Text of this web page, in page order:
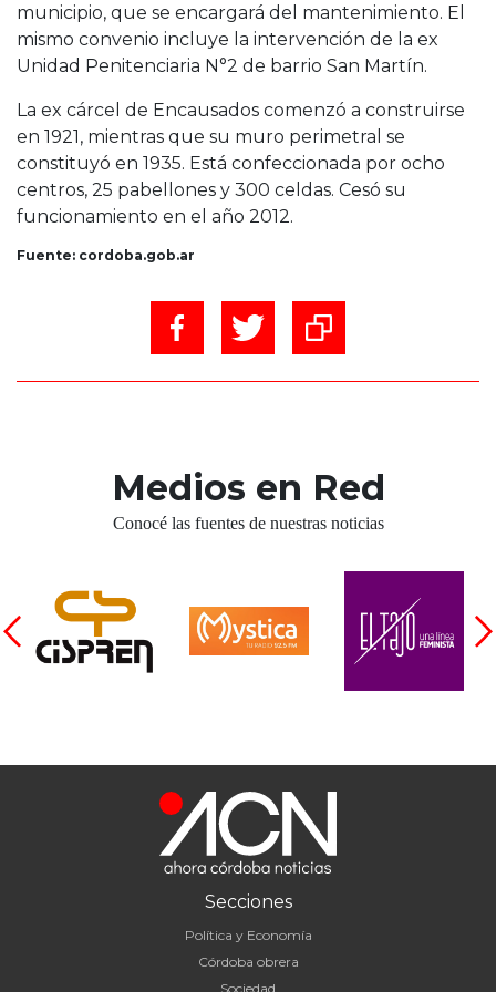
municipio, que se encargará del mantenimiento. El
mismo convenio incluye la intervención de la ex
Unidad Penitenciaria N°2 de barrio San Martín.
La ex cárcel de Encausados comenzó a construirse
en 1921, mientras que su muro perimetral se
constituyó en 1935. Está confeccionada por ocho
centros, 25 pabellones y 300 celdas. Cesó su
funcionamiento en el año 2012.
Fuente: cordoba.gob.ar
Medios en Red
Conocé las fuentes de nuestras noticias
Secciones
Política y Economía
Córdoba obrera
Sociedad